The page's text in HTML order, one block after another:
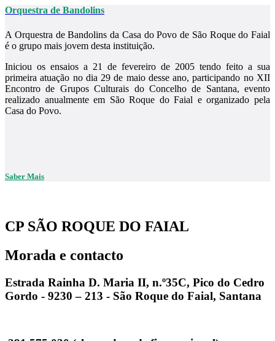
Orquestra de Bandolins
A Orquestra de Bandolins da Casa do Povo de São Roque do Faial
é o grupo mais jovem desta instituição.
Iniciou os ensaios a 21 de fevereiro de 2005 tendo feito a sua
primeira atuação no dia 29 de maio desse ano, participando no XII
Encontro de Grupos Culturais do Concelho de Santana, evento
realizado anualmente em São Roque do Faial e organizado pela
Casa do Povo.
Saber Mais
CP SÃO ROQUE DO FAIAL
Morada e contacto
Estrada Rainha D. Maria II, n.º35C, Pico do Cedro
Gordo - 9230 – 213 - São Roque do Faial, Santana